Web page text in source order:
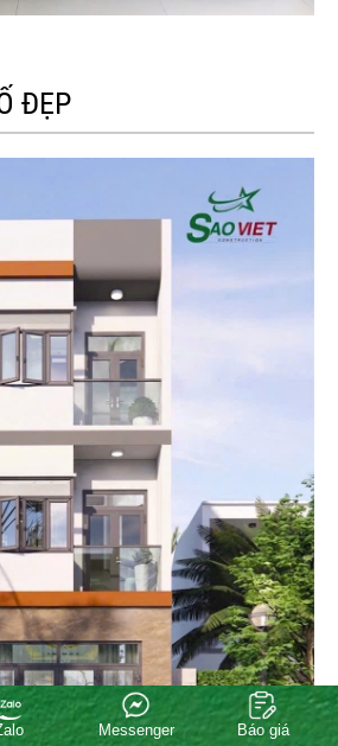
ĐẸP
Messenger Báo giá